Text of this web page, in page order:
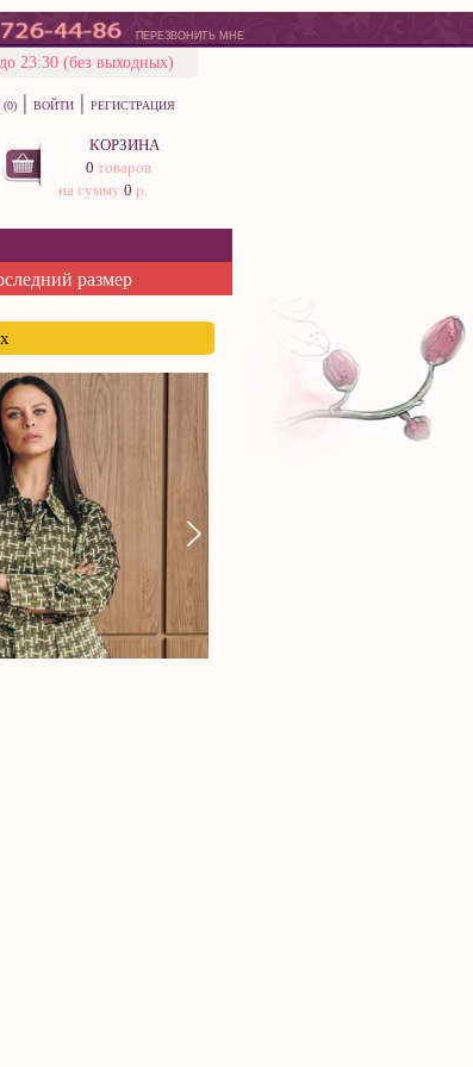
ПЕРЕЗВОНИТЬ МНЕ
23:30 (без выходных)
| ВОЙТИ | РЕГИСТРАЦИЯ
КОРЗИНА
0 товаров
на сумму 0 р.
размер